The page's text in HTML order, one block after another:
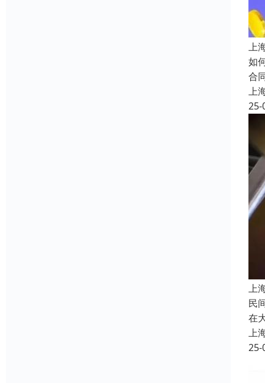
上
如
合
上
25-
上
民
在
上
25-